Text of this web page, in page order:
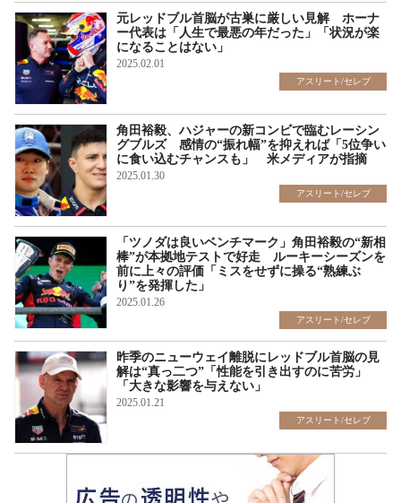
元レッドブル首脳が古巣に厳しい見解 ホーナ
ー代表は「人生で最悪の年だった」「状況が楽
になることはない」
2025.02.01
アスリート/セレブ
角田裕毅、ハジャーの新コンビで臨むレーシン
グブルズ 感情の“振れ幅”を抑えれば「5位争い
に食い込むチャンスも」 米メディアが指摘
2025.01.30
アスリート/セレブ
「ツノダは良いベンチマーク」角田裕毅の“新相
棒”が本拠地テストで好走 ルーキーシーズンを
前に上々の評価「ミスをせずに操る“熟練ぶ
り”を発揮した」
2025.01.26
アスリート/セレブ
昨季のニューウェイ離脱にレッドブル首脳の見
解は“真っ二つ”「性能を引き出すのに苦労」
「大きな影響を与えない」
2025.01.21
アスリート/セレブ